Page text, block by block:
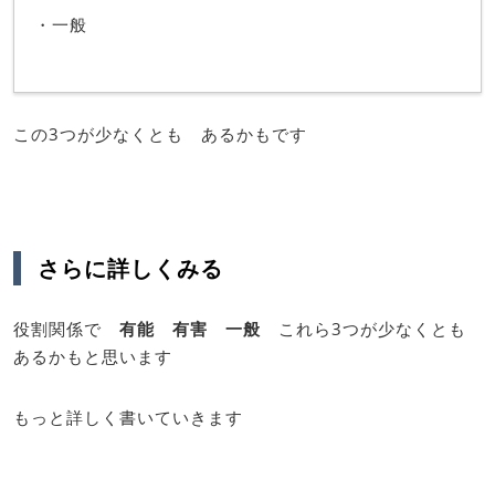
・一般
この3つが少なくとも あるかもです
さらに詳しくみる
役割関係で 有能 有害 一般 これら3つが少なくとも
あるかもと思います
もっと詳しく書いていきます